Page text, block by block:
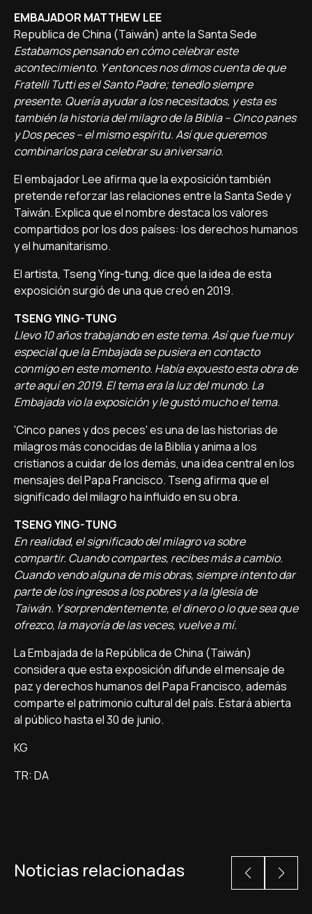
EMBAJADOR MATTHEW LEE
Republica de China (Taiwán) ante la Santa Sede
Estabamos pensando en cómo celebrar este
acontecimiento. Y entonces nos dimos cuenta de que
Fratelli Tutti es el Santo Padre; tenedlo siempre
presente. Quería ayudar a los necesitados, y esta es
también la historia del milagro de la Biblia – Cinco panes
y Dos peces – el mismo espíritu. Así que queremos
combinarlos para celebrar su aniversario.
El embajador Lee afirma que la exposición también
pretende reforzar las relaciones entre la Santa Sede y
Taiwán. Explica que el nombre destaca los valores
compartidos por los dos países: los derechos humanos
y el humanitarismo.
El artista, Tseng Ying-tung, dice que la idea de esta
exposición surgió de una que creó en 2019.
TSENG YING-TUNG
Llevo 10 años trabajando en este tema. Así que fue muy
especial que la Embajada se pusiera en contacto
conmigo en este momento. Había expuesto esta obra de
arte aquí en 2019. El tema era la luz del mundo. La
Embajada vio la exposición y le gustó mucho el tema.
'Cinco panes y dos peces' es una de las historias de
milagros más conocidas de la Biblia y anima a los
cristianos a cuidar de los demás, una idea central en los
mensajes del Papa Francisco. Tseng afirma que el
significado del milagro ha influido en su obra.
TSENG YING-TUNG
En realidad, el significado del milagro va sobre
compartir. Cuando compartes, recibes más a cambio.
Cuando vendo alguna de mis obras, siempre intento dar
parte de los ingresos a los pobres y a la Iglesia de
Taiwán. Y sorprendentemente, el dinero o lo que sea que
ofrezco, la mayoría de las veces, vuelve a mí.
La Embajada de la República de China (Taiwán)
considera que esta exposición difunde el mensaje de
paz y derechos humanos del Papa Francisco, además
comparte el patrimonio cultural del país. Estará abierta
al público hasta el 30 de junio.
KG
TR: DA
Noticias relacionadas